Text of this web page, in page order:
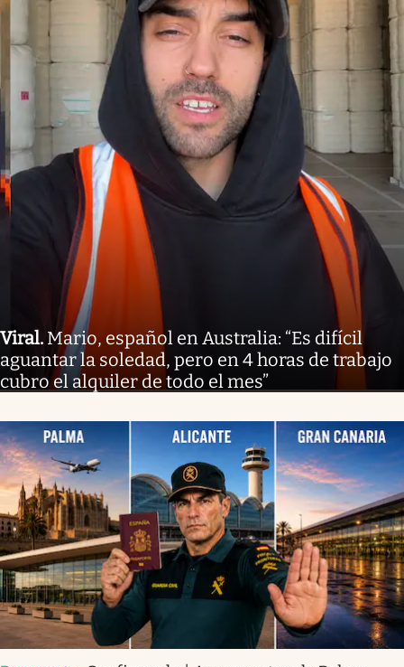
Viral. Mario, español en Australia: “Es difícil
aguantar la soledad, pero en 4 horas de trabajo
cubro el alquiler de todo el mes”